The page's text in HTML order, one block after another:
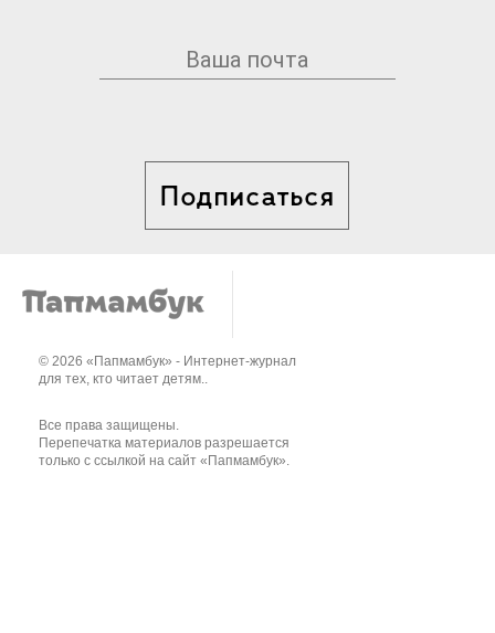
Подписаться
© 2026 «Папмамбук» - Интернет-журнал
для тех, кто читает детям..
Все права защищены.
Перепечатка материалов разрешается
только с ссылкой на сайт «Папмамбук».